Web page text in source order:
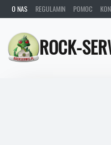
O NAS REGULAMIN POMOC
ROCK-